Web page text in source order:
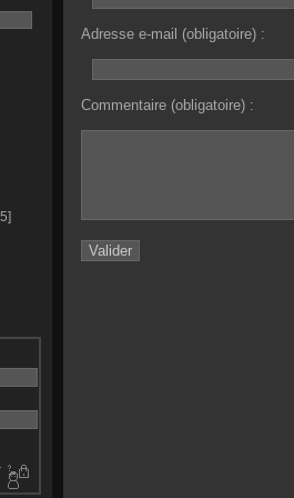
Adresse e-mail (obligatoire) :
Commentaire (obligatoire) :